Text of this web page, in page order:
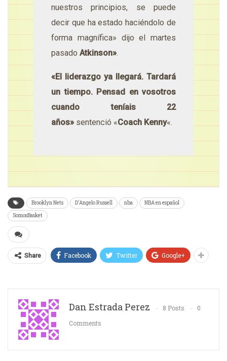
nuestros principios, se puede
decir que ha estado haciéndolo de
forma magnífica» dijo el martes
pasado Atkinson».
«El liderazgo ya llegará. Tardará
un tiempo. Pensad en vosotros
cuando teníais 22
años» sentenció «Coach Kenny«.
Brooklyn Nets D'Angelo Russell nba
NBA en español
SomosBasket
Share Facebook Twitter Google+
Dan Estrada Perez 8 Posts
0
Comments